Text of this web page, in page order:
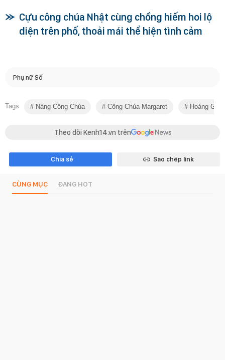
Cựu công chúa Nhật cùng chồng hiếm hoi lộ
diện trên phố, thoải mái thể hiện tình cảm
Phụ nữ Số
Tags Nàng Công Chúa Công Chúa Margaret Hoàng Gia
Theo dõi Kenh14.vn trên
Chia sẻ Sao chép link
CÙNG MỤC ĐANG HOT